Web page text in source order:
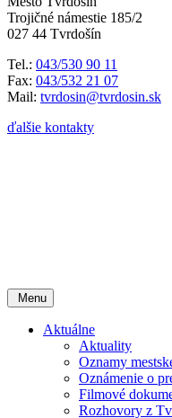
Trojičné námestie 185/2
027 44 Tvrdošín
Tel.: 043/530 90 11
Fax: 043/532 21 07
Mail: tvrdosin@tvrdosin.sk
ďalšie kontakty
Menu
Aktuálne
Aktuality
Oznamy
Oznámenie o
Filmové
Rozhovory z